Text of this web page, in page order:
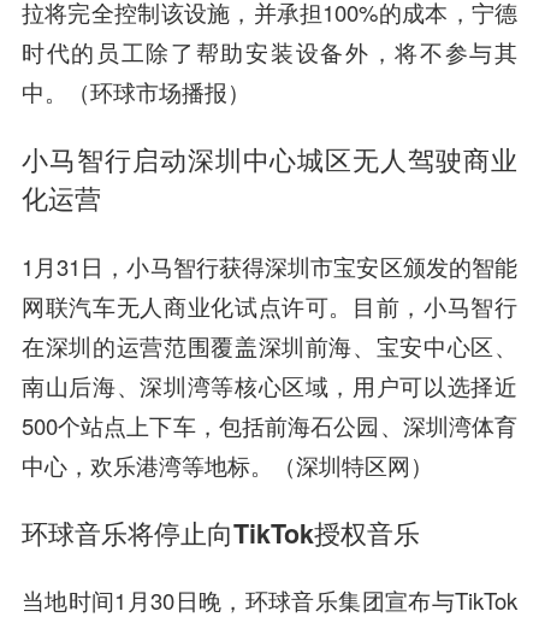
拉将完全控制该设施，并承担100%的成本，宁德
时代的员工除了帮助安装设备外，将不参与其
中。（环球市场播报）
小马智行启动深圳中心城区无人驾驶商业
化运营
1月31日，小马智行获得深圳市宝安区颁发的智能
网联汽车无人商业化试点许可。目前，小马智行
在深圳的运营范围覆盖深圳前海、宝安中心区、
南山后海、深圳湾等核心区域，用户可以选择近
500个站点上下车，包括前海石公园、深圳湾体育
中心，欢乐港湾等地标。（深圳特区网）
环球音乐将停止向TikTok授权音乐
当地时间1月30日晚，环球音乐集团宣布与TikTok